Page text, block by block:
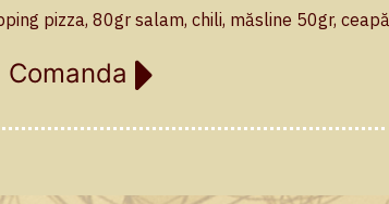
pizza, 80gr salam, chili, măsline 50gr, ceapă
Comanda